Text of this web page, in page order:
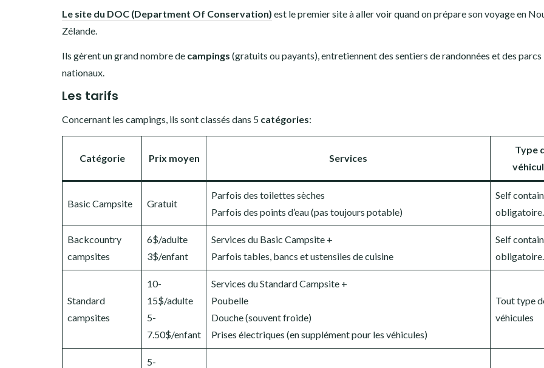
Le site du DOC (Department Of Conservation) est le premier site à aller voir quand on prépare son voyage en
Zélande.
Ils gèrent un grand nombre de campings (gratuits ou payants), entretiennent des sentiers de randonnées et des parcs
nationaux.
Les tarifs
Concernant les campings, ils sont classés dans 5 catégories:
Catégorie Prix moyen Services
Type
Basic Campsite Gratuit
Parfois des toilettes sèches
Parfois des points d’eau (pas toujours potable)
Self
obligatoire.
Backcountry
campsites
6$/adulte
3$/enfant
Services du Basic Campsite +
Parfois tables, bancs et ustensiles de cuisine
Self
obligatoire.
Standard
campsites
10-
15$/adulte
5-
7.50$/enfant
Services du Standard Campsite +
Poubelle
Douche (souvent froide)
Prises électriques (en supplément pour les véhicules)
Tout type
véhicules
5-